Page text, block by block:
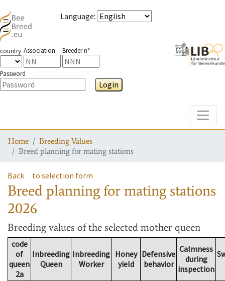
Language:
country Association Breeder n°
Password
Login
Home
Breeding Values
Breed planning for mating stations
Back to selection form
Breed planning for mating stations
2026
Breeding values of the selected mother queen
code
of
queen
2a
Inbreeding
Queen
Inbreeding
Worker
Honey
yield
Defensive
behavior
Calmness
during
inspection